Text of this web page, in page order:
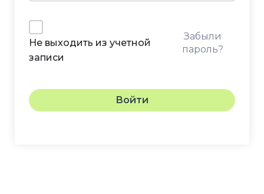
Не выходить из учетной
записи
Забыли
пароль?
Войти